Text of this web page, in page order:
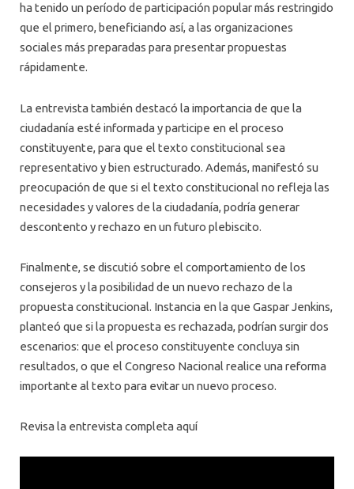
ha tenido un período de participación popular más restringido
que el primero, beneficiando así, a las organizaciones
sociales más preparadas para presentar propuestas
rápidamente.
La entrevista también destacó la importancia de que la
ciudadanía esté informada y participe en el proceso
constituyente, para que el texto constitucional sea
representativo y bien estructurado. Además, manifestó su
preocupación de que si el texto constitucional no refleja las
necesidades y valores de la ciudadanía, podría generar
descontento y rechazo en un futuro plebiscito.
Finalmente, se discutió sobre el comportamiento de los
consejeros y la posibilidad de un nuevo rechazo de la
propuesta constitucional. Instancia en la que Gaspar Jenkins,
planteó que si la propuesta es rechazada, podrían surgir dos
escenarios: que el proceso constituyente concluya sin
resultados, o que el Congreso Nacional realice una reforma
importante al texto para evitar un nuevo proceso.
Revisa la entrevista completa aquí